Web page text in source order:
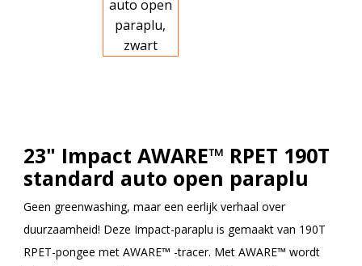
23" Impact AWARE™ RPET 190T
standard auto open paraplu
Geen greenwashing, maar een eerlijk verhaal over
duurzaamheid! Deze Impact-paraplu is gemaakt van 190T
RPET-pongee met AWARE™ -tracer. Met AWARE™ wordt